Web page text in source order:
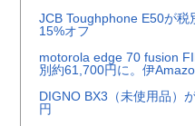
JCB Toughphone E50が
15%オフ
motorola edge 70 fusion
別約61,700円に。伊
DIGNO BX3（未使用品）
円